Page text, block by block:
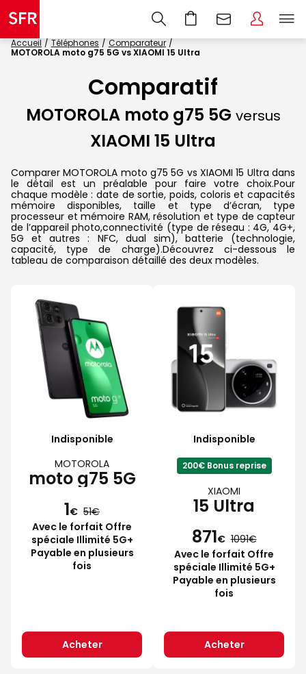
Accueil Téléphones
Comparateur
MOTOROLA moto g75 5G vs XIAOMI 15 Ultra
Comparatif
MOTOROLA moto g75 5G versus
XIAOMI 15 Ultra
Comparer MOTOROLA moto g75 5G vs XIAOMI 15 Ultra dans
le détail est un préalable pour faire votre choix.Pour
chaque modèle : date de sortie, poids, coloris et capacités
mémoire disponibles, taille et type d’écran, type
processeur et mémoire RAM, résolution et type de capteur
de l’appareil photo,connectivité (type de réseau : 4G, 4G+,
5G et autres : NFC, dual sim), batterie (technologie,
capacité, type de charge).Découvrez ci-dessous le
tableau de comparaison détaillé des deux modèles.
Indisponible
MOTOROLA
moto g75 5G
1€ 51
Avec le forfait Offre
spéciale Illimité 5G+
Payable en plusieurs
fois
Acheter
Indisponible
200€ Bonus reprise
XIAOMI
15 Ultra
871€ 1091
Avec le forfait Offre
spéciale Illimité 5G+
Payable en plusieurs
fois
Acheter